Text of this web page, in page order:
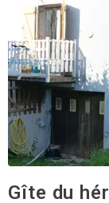
Gîte du